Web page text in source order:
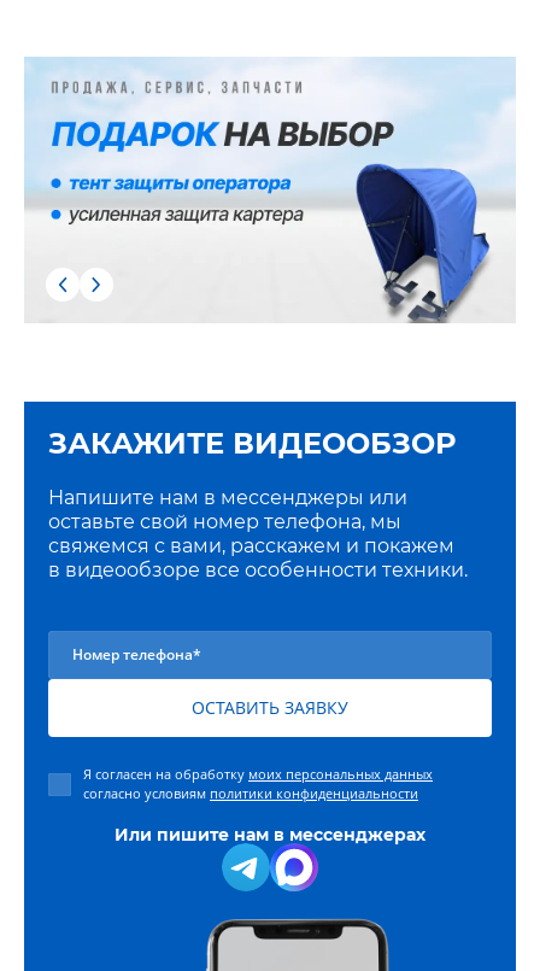
ЗАКАЖИТЕ ВИДЕООБЗОР
Напишите нам в мессенджеры или
оставьте свой номер телефона, мы
свяжемся с вами, расскажем и покажем
в видеообзоре все особенности техники.
Номер телефона*
ОСТАВИТЬ ЗАЯВКУ
Я согласен на обработку моих персональных данных
согласно условиям политики конфиденциальности
Или пишите нам в мессенджерах